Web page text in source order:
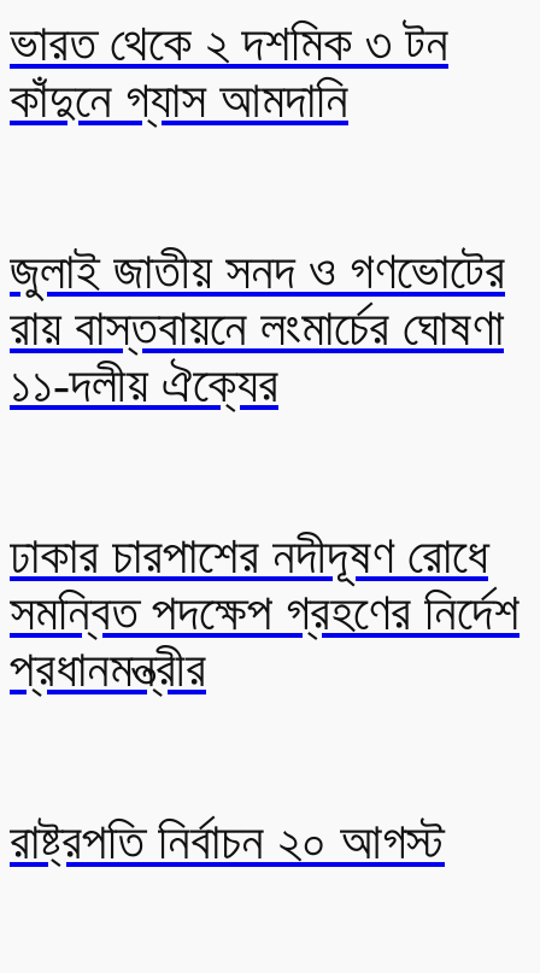
ভারত থেকে ২ দশমিক ৩ টন
কাঁদুনে গ্যাস আমদানি
জুলাই জাতীয় সনদ ও গণভোটের
রায় বাস্তবায়নে লংমার্চের ঘোষণা
১১-দলীয় ঐক্যের
ঢাকার চারপাশের নদীদূষণ রোধে
সমন্বিত পদক্ষেপ গ্রহণের নির্দেশ
প্রধানমন্ত্রীর
রাষ্ট্রপতি নির্বাচন ২০ আগস্ট